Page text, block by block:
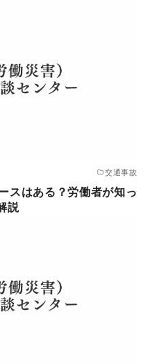
交通事故
スはある？労働者が知っ
説